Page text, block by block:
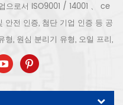
으로서 ISO9001 / 14001 、 ce
전 인증, 첨단 기업 인증 등 공
, 원심 분리기 유형, 오일 프리,
수기, 완전한 공기 압축기 생산
형의 공기 압축기 산업 전문가
기, 전기 모터, 정밀 부품 가공